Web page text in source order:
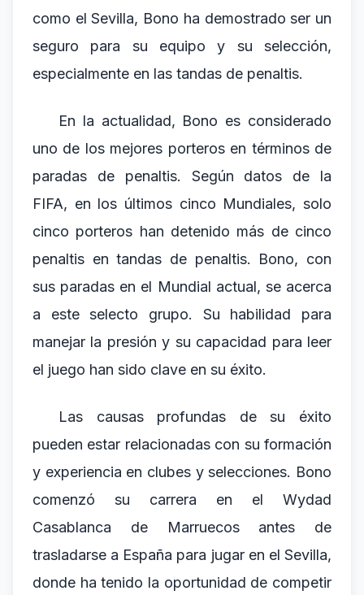
como el Sevilla, Bono ha demostrado ser un
seguro para su equipo y su selección,
especialmente en las tandas de penaltis.
En la actualidad, Bono es considerado
uno de los mejores porteros en términos de
paradas de penaltis. Según datos de la
FIFA, en los últimos cinco Mundiales, solo
cinco porteros han detenido más de cinco
penaltis en tandas de penaltis. Bono, con
sus paradas en el Mundial actual, se acerca
a este selecto grupo. Su habilidad para
manejar la presión y su capacidad para leer
el juego han sido clave en su éxito.
Las causas profundas de su éxito
pueden estar relacionadas con su formación
y experiencia en clubes y selecciones. Bono
comenzó su carrera en el Wydad
Casablanca de Marruecos antes de
trasladarse a España para jugar en el Sevilla,
donde ha tenido la oportunidad de competir